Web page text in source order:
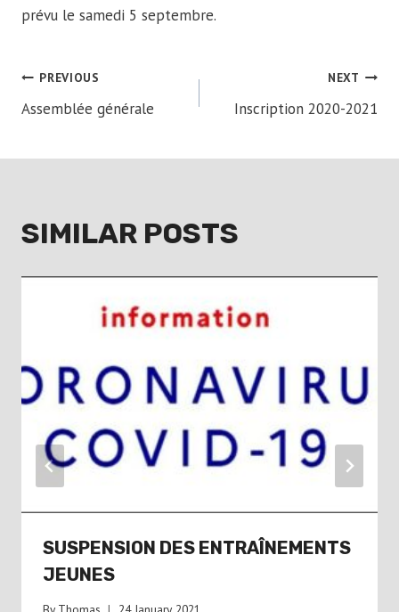
prévu le samedi 5 septembre.
POST
NAVIGATION
PREVIOUS
Assemblée générale
NEXT
Inscription 2020-2021
SIMILAR POSTS
SUSPENSION DES ENTRAÎNEMENTS
JEUNES